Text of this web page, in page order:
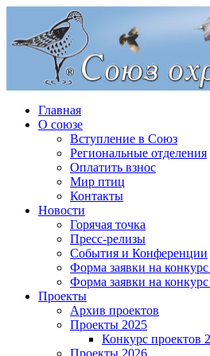
Главная
О союзе
Вступление в Союз
Региональные отделения
Оплатить взнос
Мир птиц
Контакты
Новости
Горячая точка
Пресс-релизы
События и Конференции
Форма заявки на
Форма заявки на
Проекты
Архив проектов
Проекты 2025
Конкурс проектов
Проекты 2026